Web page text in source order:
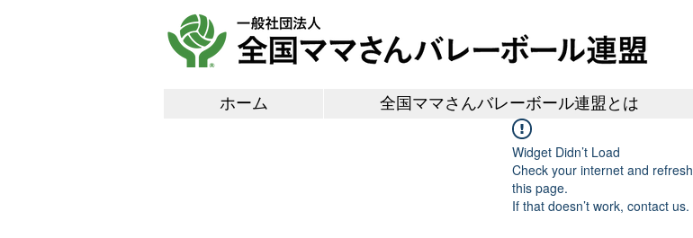
ホーム 全国ママさんバレーボール連盟とは
Widget Didn’t Load
Check your internet and refresh
this page.
If that doesn’t work, contact us.